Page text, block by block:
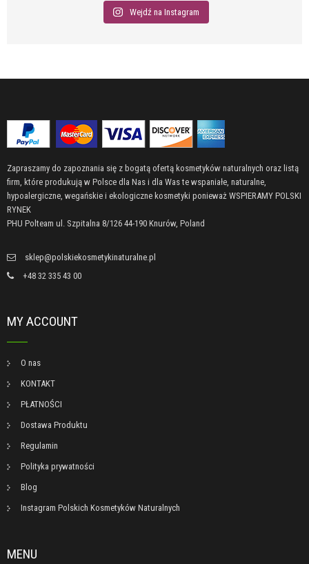
Wejdź na Instagram
Zapraszamy do zapoznania się z bogatą ofertą kosmetyków naturalnych oraz listą
firm, które produkują w Polsce dla Nas i dla Was te wspaniałe, naturalne,
hypoalergiczne, wegańskie i ekologiczne kosmetyki ponieważ WSPIERAMY POLSKI
RYNEK
PHU Polteam ul. Szpitalna 8/126 44-190 Knurów, Poland
sklep@polskiekosmetykinaturalne.pl
+48 32 335 43 00
MY ACCOUNT
O nas
KONTAKT
PŁATNOŚCI
Dostawa Produktu
Regulamin
Polityka prywatności
Blog
Instagram Polskich Kosmetyków Naturalnych
MENU